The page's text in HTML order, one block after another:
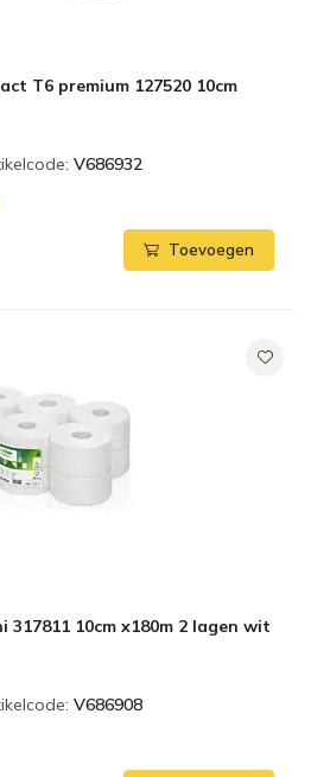
T6 premium 127520 10cm
V686932
Toevoegen
10cm x180m 2 lagen wit
V686908